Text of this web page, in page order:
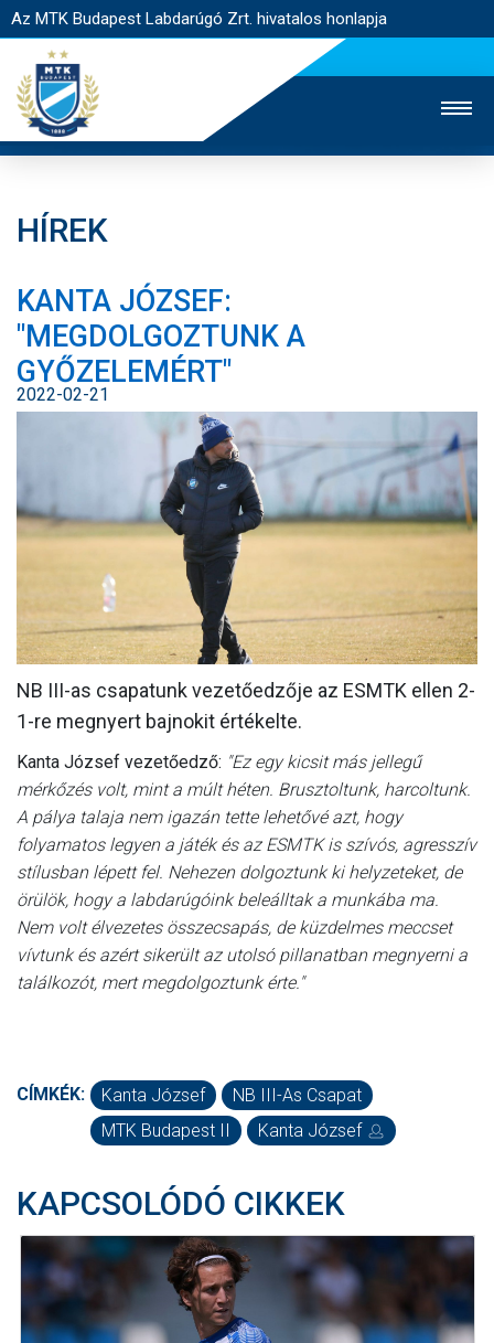
Az MTK Budapest Labdarúgó Zrt. hivatalos honlapja
JEGYÉRTÉKESÍTÉS
EGYESÜLET
KAPCSOLAT
NYITÓLAP
HÍREK
CSAPATOK
MÉRKŐZÉSEK
KLUB
GALÉRIA
SZURKOLÓI ÉLMÉNYEK
AKKREDITÁCIÓ
HÍREK
KANTA JÓZSEF:
"MEGDOLGOZTUNK A
GYŐZELEMÉRT"
2022-02-21
NB III-as csapatunk vezetőedzője az ESMTK ellen 2-
1-re megnyert bajnokit értékelte.
Kanta József vezetőedző: "Ez egy kicsit más jellegű
mérkőzés volt, mint a múlt héten. Brusztoltunk, harcoltunk.
A pálya talaja nem igazán tette lehetővé azt, hogy
folyamatos legyen a játék és az ESMTK is szívós, agresszív
stílusban lépett fel. Nehezen dolgoztunk ki helyzeteket, de
örülök, hogy a labdarúgóink beleálltak a munkába ma.
Nem volt élvezetes összecsapás, de küzdelmes meccset
vívtunk és azért sikerült az utolsó pillanatban megnyerni a
találkozót, mert megdolgoztunk érte."
CÍMKÉK: Kanta József
NB III-As Csapat
MTK Budapest II
Kanta József
KAPCSOLÓDÓ CIKKEK